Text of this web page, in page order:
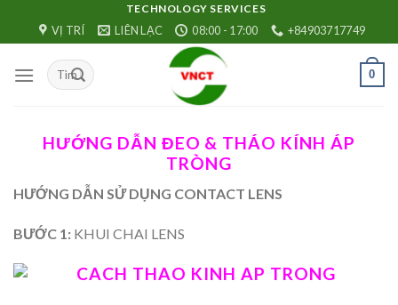
TECHNOLOGY SERVICES
VỊ TRÍ LIÊN LẠC 08:00 - 17:00 +84903717749
0
HƯỚNG DẪN ĐEO & THÁO KÍNH ÁP
TRÒNG
HƯỚNG DẪN SỬ DỤNG CONTACT LENS
BƯỚC 1: KHUI CHAI LENS